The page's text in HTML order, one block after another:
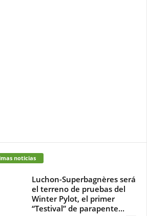
noticias
Luchon-Superbagnères será
el terreno de pruebas del
Winter Pylot, el primer
“Testival” de parapente...